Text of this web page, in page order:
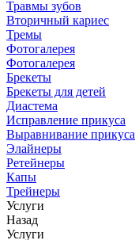
Травмы зубов
Вторичный кариес
Тремы
Фотогалерея
Фотогалерея
Брекеты
Брекеты для детей
Диастема
Исправление прикуса
Выравнивание прикуса
Элайнеры
Ретейнеры
Капы
Трейнеры
Услуги
Назад
Услуги